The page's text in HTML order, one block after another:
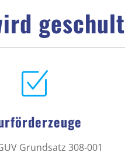
geschult
Grundsatz 308-001